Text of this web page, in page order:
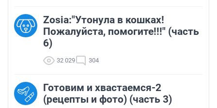
Zosia:"Утонула в кошках!
Пожалуйста, помогите!!!" (часть
6)
32 029 304
Готовим и хвастаемся-2
(рецепты и фото) (часть 3)